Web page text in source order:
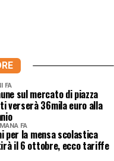
FA
sul mercato di piazza
verserà 36mila euro alla
FA
per la mensa scolastica
il 6 ottobre, ecco tariffe